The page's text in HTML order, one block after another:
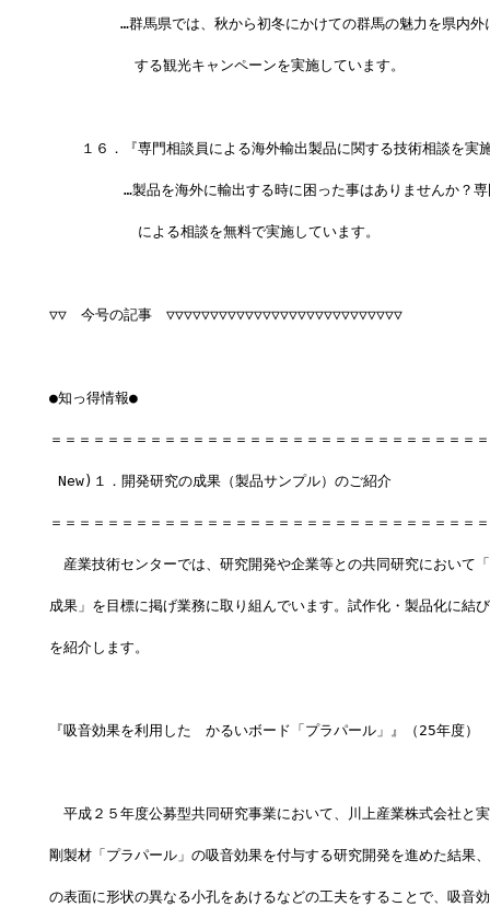
…群馬県では、秋から初冬にかけての群馬の魅力を県内外
する観光キャンペーンを実施しています。
１６．『専門相談員による海外輸出製品に関する技術相談を実
…製品を海外に輸出する時に困った事はありませんか？専
による相談を無料で実施しています。
▽▽　今号の記事　▽▽▽▽▽▽▽▽▽▽▽▽▽▽▽▽▽▽▽▽▽▽▽▽▽▽▽
●知っ得情報●
＝＝＝＝＝＝＝＝＝＝＝＝＝＝＝＝＝＝＝＝＝＝＝＝＝＝＝＝＝＝
New)１．開発研究の成果（製品サンプル）のご紹介
＝＝＝＝＝＝＝＝＝＝＝＝＝＝＝＝＝＝＝＝＝＝＝＝＝＝＝＝＝＝
産業技術センターでは、研究開発や企業等との共同研究において
成果」を目標に掲げ業務に取り組んでいます。試作化・製品化に結
を紹介します。
『吸音効果を利用した　かるいボード「プラパール」』（25年度）
平成２５年度公募型共同研究事業において、川上産業株式会社と
剛製材「プラパール」の吸音効果を付与する研究開発を進めた結果
の表面に形状の異なる小孔をあけるなどの工夫をすることで、吸音